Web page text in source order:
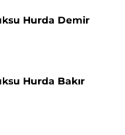
Hurda Demir
Hurda Bakır